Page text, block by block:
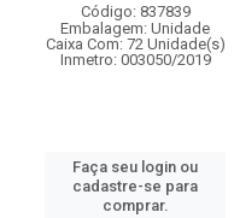
Código: 837839
Embalagem: Unidade
Caixa Com: 72 Unidade(s)
Inmetro: 003050/2019
Faça seu login ou
cadastre-se para
comprar.